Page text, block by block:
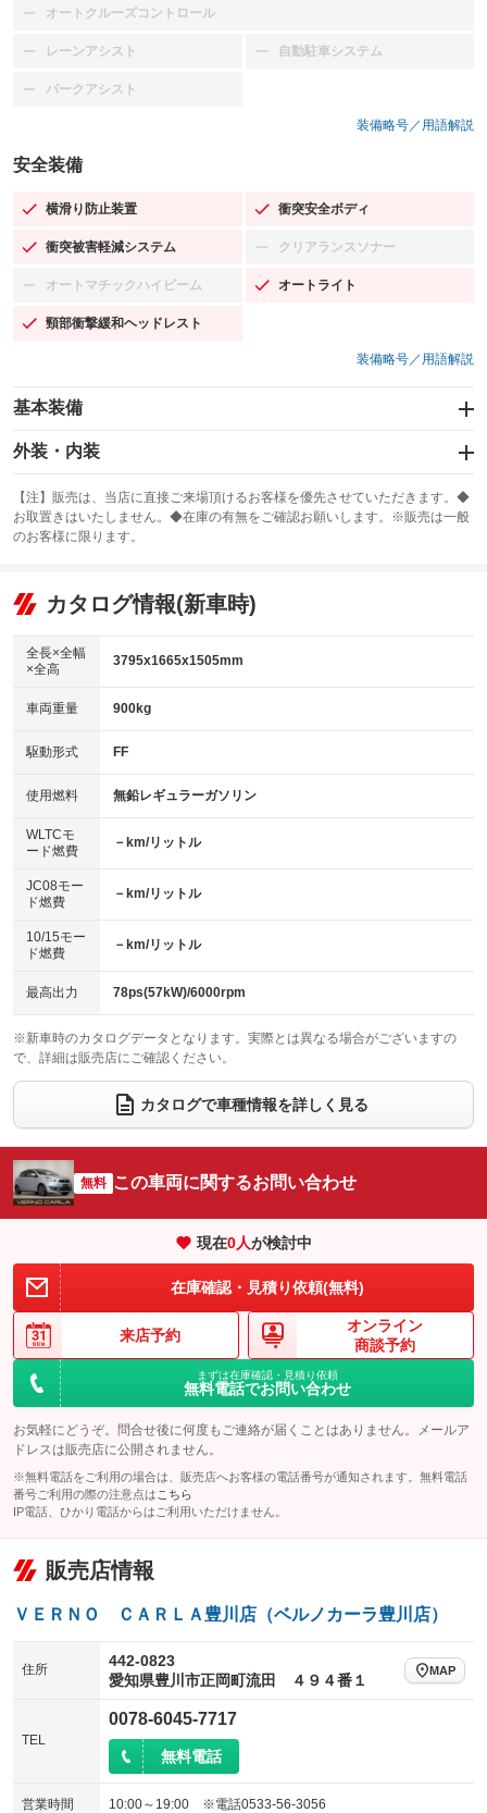
オートクルーズコントロール
：装備なし
レーンアシスト
：装備なし 自動駐車システム
：装備なし
パークアシスト
：装備なし
装備略号／用語解説
安全装備
横滑り防止装置
：装備あり 衝突安全ボディ
：装備あり
衝突被害軽減システム
：装備あり クリアランスソナー
：装備なし
オートマチックハイビーム
：装備なし オートライト
：装備あり
頸部衝撃緩和ヘッドレスト
：装備あり
装備略号／用語解説
基本装備
エアバッグ：運転席/助手席
：装備あり
：装備なし
サンルーフ
：装備なし ABS
リフトアップ
：装備なし
：装備なし
パワーウィンドウ
アイドリングストップ
：装備あり
USB入力端子
：装備あり
100V電源
：装備なし
センターデフロック
：装備なし
電動格納ミラー
：装備あり
外装・内装
カーナビ：SDナビ
：装備あり
TV：フルセグ
：装備あり
ビジュアル：-／DVD再生
：装備あり
アルミホイール：15インチ
：装備あり
HID(キセノンライト)
バックカメラ
エアロ
：装備なし
ローダウン
：装備なし
ベンチシート
：装備なし
チップアップシート
：装備なし
電動格納サードシート
：装備なし シートヒーター
：装備なし
ウォークスルー
電動リアゲート フロントカメラ
：装備なし
シートエアコン
：装備なし 全周囲カメラ
：装備なし
サイドカメラ
：装備なし ルーフレール
：装備なし
エアサスペンション ヘッドライトウォッシャー
【注】販売は、当店に直接ご来場頂けるお客様を優先させていただきます。◆
お取置きはいたしません。◆在庫の有無をご確認お願いします。※販売は一般
のお客様に限ります。
カタログ情報(新車時)
全長×全幅
×全高
3795x1665x1505mm
車両重量 900kg
駆動形式 FF
使用燃料 無鉛レギュラーガソリン
WLTCモ
ード燃費
－km/リットル
JC08モー
ド燃費
－km/リットル
10/15モー
ド燃費
－km/リットル
最高出力 78ps(57kW)/6000rpm
※新車時のカタログデータとなります。実際とは異なる場合がございますの
で、詳細は販売店にご確認ください。
カタログで車種情報を詳しく見る
無料 この車両に関するお問い合わせ
現在0人が検討中
在庫確認・見積り依頼(無料)
来店予約
オンライン
商談予約
まずは在庫確認・見積り依頼
無料電話でお問い合わせ
お気軽にどうぞ。問合せ後に何度もご連絡が届くことはありません。メールア
ドレスは販売店に公開されません。
※無料電話をご利用の場合は、販売店へお客様の電話番号が通知されます。無料電話
番号ご利用の際の注意点は こちら
IP電話、ひかり電話からはご利用いただけません。
販売店情報
ＶＥＲＮＯ ＣＡＲＬＡ豊川店（ベルノカーラ豊川店）
住所
442-0823
愛知県豊川市正岡町流田 ４９４番１
MAP
TEL
0078-6045-7717
無料電話
営業時間 10:00～19:00 ※電話0533‐56‐3056